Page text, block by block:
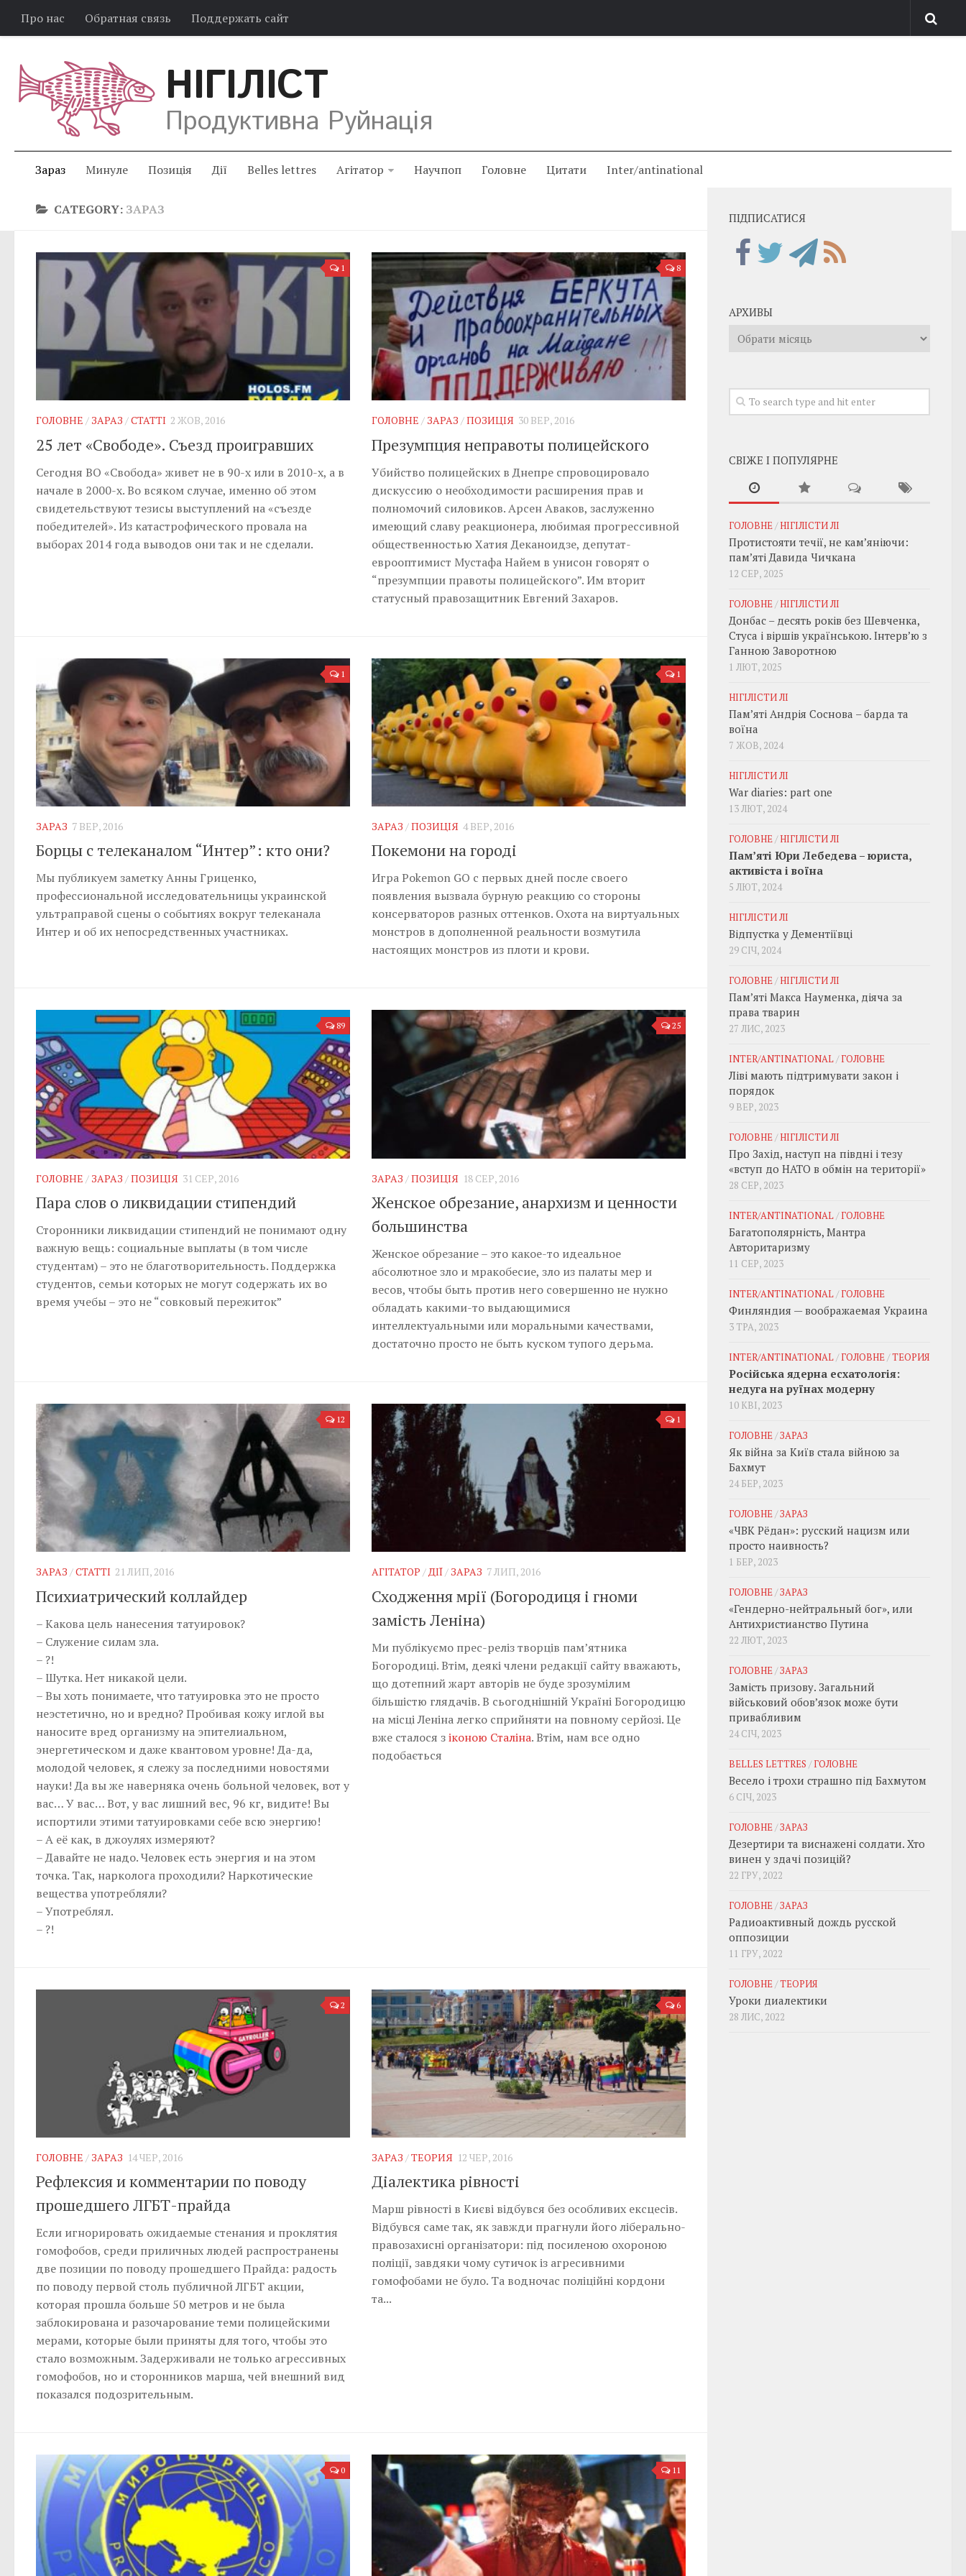
Про нас Обратная связь Поддержать сайт
НІГІЛІСТ
Продуктивна Руйнація
Зараз Минуле Позиція Дії Belles lettres Агітатор Научпоп Головне Цитати Inter/antinational
CATEGORY: ЗАРАЗ
1
ГОЛОВНЕ / ЗАРАЗ /СТАТТІ 2 ЖОВ, 2016
25 лет «Свободе». Съезд проигравших
Сегодня ВО «Свобода» живет не в 90-х или в 2010-х, а в
начале в 2000-х. Во всяком случае, именно об этом
свидетельствуют тезисы выступлений на «съезде
победителей». Из катастрофического провала на
выборах 2014 года выводов они так и не сделали.
8
ГОЛОВНЕ / ЗАРАЗ /ПОЗИЦІЯ 30 ВЕР, 2016
Презумпция неправоты полицейского
Убийство полицейских в Днепре спровоцировало
дискуссию о необходимости расширения прав и
полномочий силовиков. Арсен Аваков, заслуженно
имеющий славу реакционера, любимая прогрессивной
общественностью Хатия Деканоидзе, депутат-
еврооптимист Мустафа Найем в унисон говорят о
“презумпции правоты полицейского”. Им вторит
статусный правозащитник Евгений Захаров.
1
ЗАРАЗ 7 ВЕР, 2016
Борцы с телеканалом “Интер”: кто они?
Мы публикуем заметку Анны Гриценко,
профессиональной исследовательницы украинской
ультраправой сцены о событиях вокруг телеканала
Интер и об их непосредственных участниках.
1
ЗАРАЗ /ПОЗИЦІЯ 4 ВЕР, 2016
Покемони на городі
Игра Pokemon GO с первых дней после своего
появления вызвала бурную реакцию со стороны
консерваторов разных оттенков. Охота на виртуальных
монстров в дополненной реальности возмутила
настоящих монстров из плоти и крови.
89
ГОЛОВНЕ / ЗАРАЗ /ПОЗИЦІЯ 31 СЕР, 2016
Пара слов о ликвидации стипендий
Сторонники ликвидации стипендий не понимают одну
важную вещь: социальные выплаты (в том числе
студентам) – это не благотворительность. Поддержка
студентов, семьи которых не могут содержать их во
время учебы – это не “совковый пережиток”
25
ЗАРАЗ /ПОЗИЦІЯ 18 СЕР, 2016
Женское обрезание, анархизм и ценности
большинства
Женское обрезание – это какое-то идеальное
абсолютное зло и мракобесие, зло из палаты мер и
весов, чтобы быть против него совершенно не нужно
обладать какими-то выдающимися
интеллектуальными или моральными качествами,
достаточно просто не быть куском тупого дерьма.
12
ЗАРАЗ /СТАТТІ 21 ЛИП, 2016
Психиатрический коллайдер
– Какова цель нанесения татуировок?
– Служение силам зла.
– ?!
– Шутка. Нет никакой цели.
– Вы хоть понимаете, что татуировка это не просто
неэстетично, но и вредно? Пробивая кожу иглой вы
наносите вред организму на эпителиальном,
энергетическом и даже квантовом уровне! Да-да,
молодой человек, я слежу за последними новостями
науки! Да вы же наверняка очень больной человек, вот у
вас… У вас… Вот, у вас лишний вес, 96 кг, видите! Вы
испортили этими татуировками себе всю энергию!
– А её как, в джоулях измеряют?
– Давайте не надо. Человек есть энергия и на этом
точка. Так, нарколога проходили? Наркотические
вещества употребляли?
– Употреблял.
– ?!
1
АГІТАТОР /ДІЇ/ ЗАРАЗ 7 ЛИП, 2016
Сходження мрії (Богородиця і гноми
замість Леніна)
Ми публікуємо прес-реліз творців пам’ятника
Богородиці. Втім, деякі члени редакції сайту вважають,
що дотепний жарт авторів не буде зрозумілим
більшістю глядачів. В сьогоднішній Україні Богородицю
на місці Леніна легко сприйняти на повному серйозі. Це
вже сталося зіконою Сталіна. Втім, нам все одно
подобається
2
ГОЛОВНЕ / ЗАРАЗ 14 ЧЕР, 2016
Рефлексия и комментарии по поводу
прошедшего ЛГБТ-прайда
Если игнорировать ожидаемые стенания и проклятия
гомофобов, среди приличных людей распространены
две позиции по поводу прошедшего Прайда: радость
по поводу первой столь публичной ЛГБТ акции,
которая прошла больше 50 метров и не была
заблокирована и разочарование теми полицейскими
мерами, которые были приняты для того, чтобы это
стало возможным. Задерживали не только агрессивных
гомофобов, но и сторонников марша, чей внешний вид
показался подозрительным.
6
ЗАРАЗ /ТЕОРИЯ 12 ЧЕР, 2016
Діалектика рівності
Марш рівності в Києві відбувся без особливих ексцесів.
Відбувся саме так, як завжди прагнули його ліберально-
правозахисні організатори: під посиленою охороною
поліції, завдяки чому сутичок із агресивними
гомофобами не було. Та водночас поліційні кордони
та...
0 11
ПІДПИСАТИСЯ
АРХИВЫ
Архивы
СВІЖЕ І ПОПУЛЯРНЕ
ГОЛОВНЕ/НІГІЛІСТИ ЛІ
Протистояти течії, не кам’яніючи:
пам’яті Давида Чичкана
12 СЕР, 2025
ГОЛОВНЕ/НІГІЛІСТИ ЛІ
Донбас – десять років без Шевченка,
Стуса і віршів українською. Інтерв’ю з
Ганною Заворотною
1 ЛЮТ, 2025
НІГІЛІСТИ ЛІ
Пам’яті Андрія Соснова – барда та
воїна
7 ЖОВ, 2024
НІГІЛІСТИ ЛІ
War diaries: part one
13 ЛЮТ, 2024
ГОЛОВНЕ/НІГІЛІСТИ ЛІ
Пам’яті Юри Лебедева – юриста,
активіста і воїна
5 ЛЮТ, 2024
НІГІЛІСТИ ЛІ
Відпустка у Дементіївці
29 СІЧ, 2024
ГОЛОВНЕ/НІГІЛІСТИ ЛІ
Пам’яті Макса Науменка, діяча за
права тварин
27 ЛИС, 2023
INTER/ANTINATIONAL/ГОЛОВНЕ
Ліві мають підтримувати закон і
порядок
9 ВЕР, 2023
ГОЛОВНЕ/НІГІЛІСТИ ЛІ
Про Захід, наступ на півдні і тезу
«вступ до НАТО в обмін на території»
28 СЕР, 2023
INTER/ANTINATIONAL/ГОЛОВНЕ
Багатополярність, Мантра
Авторитаризму
11 СЕР, 2023
INTER/ANTINATIONAL/ГОЛОВНЕ
Финляндия — воображаемая Украина
3 ТРА, 2023
INTER/ANTINATIONAL/ГОЛОВНЕ/ТЕОРИЯ
Російська ядерна есхатологія:
недуга на руїнах модерну
10 КВІ, 2023
ГОЛОВНЕ/ЗАРАЗ
Як війна за Київ стала війною за
Бахмут
24 БЕР, 2023
ГОЛОВНЕ/ЗАРАЗ
«ЧВК Рёдан»: русский нацизм или
просто наивность?
1 БЕР, 2023
ГОЛОВНЕ/ЗАРАЗ
«Гендерно-нейтральный бог», или
Антихристианство Путина
22 ЛЮТ, 2023
ГОЛОВНЕ/ЗАРАЗ
Замість призову. Загальний
військовий обовʼязок може бути
привабливим
24 СІЧ, 2023
BELLES LETTRES /ГОЛОВНЕ
Весело і трохи страшно під Бахмутом
6 СІЧ, 2023
ГОЛОВНЕ/ЗАРАЗ
Дезертири та виснажені солдати. Хто
винен у здачі позицій?
22 ГРУ, 2022
ГОЛОВНЕ/ЗАРАЗ
Радиоактивный дождь русской
оппозиции
11 ГРУ, 2022
ГОЛОВНЕ/ТЕОРИЯ
Уроки диалектики
28 ЛИС, 2022